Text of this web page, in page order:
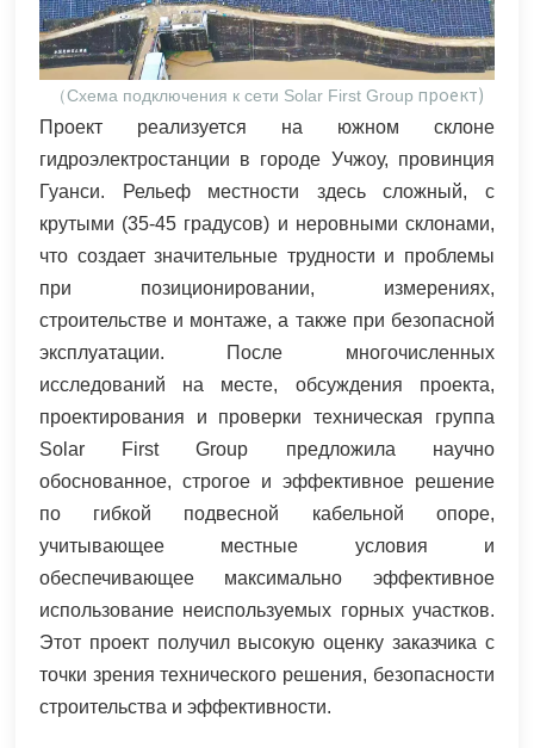
（Схема подключения к сети Solar First Group проект)
Проект реализуется на южном склоне
гидроэлектростанции в городе Учжоу, провинция
Гуанси. Рельеф местности здесь сложный, с
крутыми (35-45 градусов) и неровными склонами,
что создает значительные трудности и проблемы
при позиционировании, измерениях,
строительстве и монтаже, а также при безопасной
эксплуатации. После многочисленных
исследований на месте, обсуждения проекта,
проектирования и проверки техническая группа
Solar First Group предложила научно
обоснованное, строгое и эффективное решение
по гибкой подвесной кабельной опоре,
учитывающее местные условия и
обеспечивающее максимально эффективное
использование неиспользуемых горных участков.
Этот проект получил высокую оценку заказчика с
точки зрения технического решения, безопасности
строительства и эффективности.